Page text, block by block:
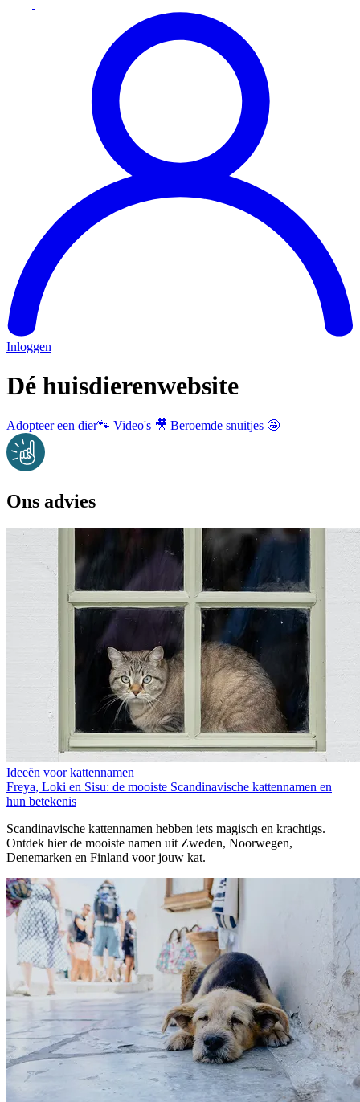
Inloggen
Dé huisdierenwebsite
Adopteer een dier🐾 Video's 🎥 Beroemde snuitjes 🤩
Ons advies
Ideeën voor kattennamen
Freya, Loki en Sisu: de mooiste Scandinavische kattennamen en
hun betekenis
Scandinavische kattennamen hebben iets magisch en krachtigs.
Ontdek hier de mooiste namen uit Zweden, Noorwegen,
Denemarken en Finland voor jouw kat.